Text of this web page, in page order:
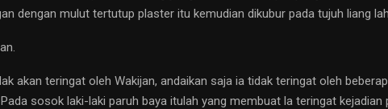
dengan mulut tertutup plaster itu kemudian dikubur pada tujuh liang
akan teringat oleh Wakijan, andaikan saja ia tidak teringat oleh
sosok laki-laki paruh baya itulah yang membuat la teringat kejadian